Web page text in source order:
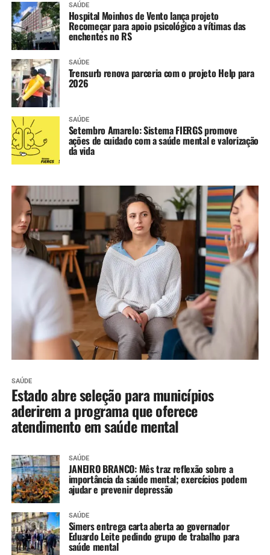
SAÚDE
Hospital Moinhos de Vento lança projeto
Recomeçar para apoio psicológico a vítimas das
enchentes no RS
SAÚDE
Trensurb renova parceria com o projeto Help para
2026
SAÚDE
Setembro Amarelo: Sistema FIERGS promove
ações de cuidado com a saúde mental e valorização
da vida
SAÚDE
Estado abre seleção para municípios
aderirem a programa que oferece
atendimento em saúde mental
SAÚDE
JANEIRO BRANCO: Mês traz reflexão sobre a
importância da saúde mental; exercícios podem
ajudar e prevenir depressão
SAÚDE
Simers entrega carta aberta ao governador
Eduardo Leite pedindo grupo de trabalho para
saúde mental